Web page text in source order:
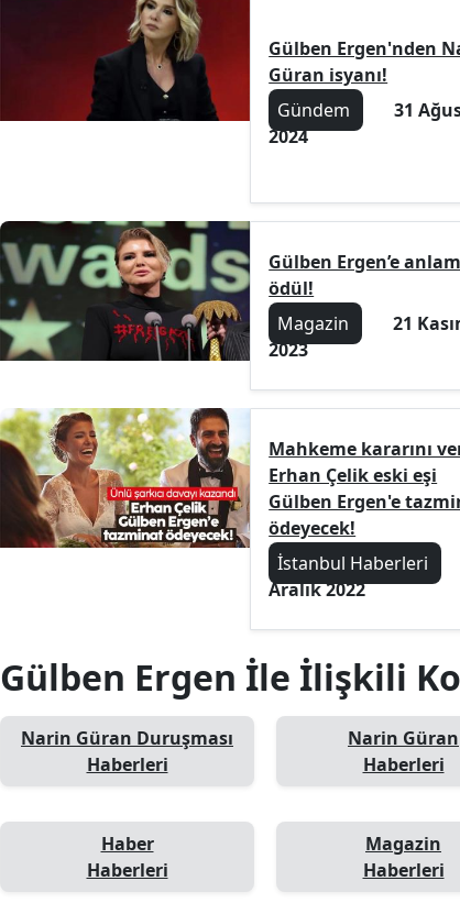
Gülben Ergen'nden
Güran isyanı!
Gündem
31
2024
Gülben Ergen’e
ödül!
Magazin
21
2023
Mahkeme kararını
Erhan Çelik eski eşi
Gülben Ergen'e
ödeyecek!
İstanbul Haberleri
Aralık 2022
Gülben Ergen İle İlişkili
Narin Güran Duruşması
Haberleri
Narin Güran
Haberleri
Haber
Haberleri
Magazin
Haberleri